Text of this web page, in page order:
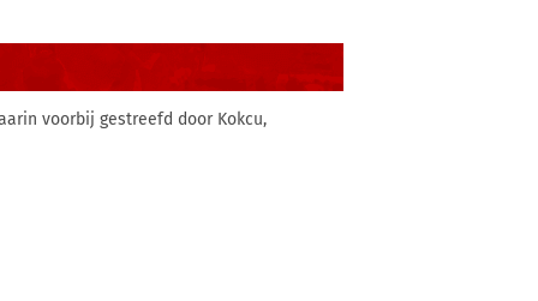
voorbij gestreefd door Kokcu,